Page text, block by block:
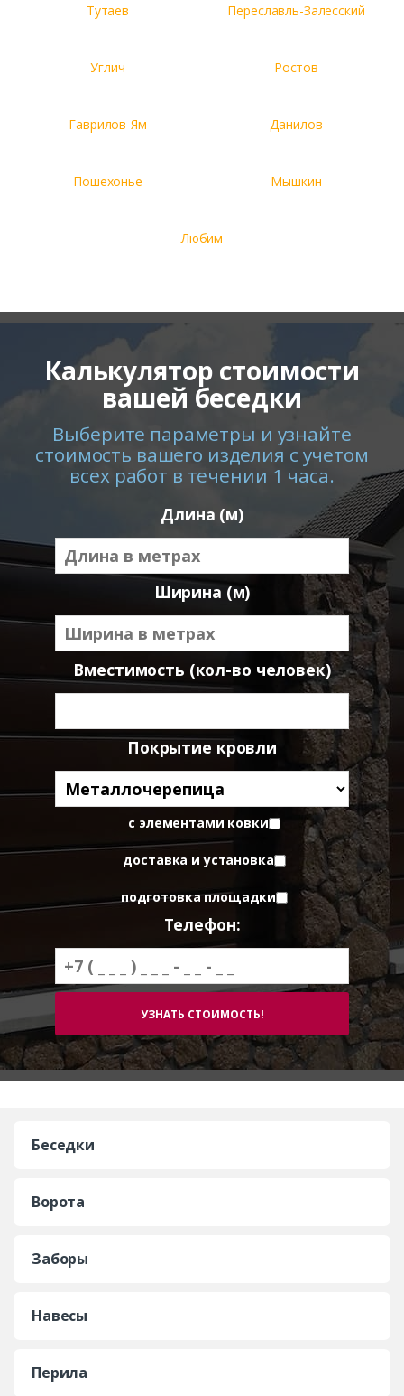
Тутаев Переславль-Залесский
Углич Ростов
Гаврилов-Ям Данилов
Пошехонье Мышкин
Любим
Калькулятор стоимости
вашей беседки
Выберите параметры и узнайте
стоимость вашего изделия с учетом
всех работ в течении 1 часа.
Длина (м)
Ширина (м)
Вместимость (кол-во человек)
Покрытие кровли
с элементами ковки
доставка и установка
подготовка площадки
Телефон:
Беседки
Ворота
Заборы
Навесы
Перила